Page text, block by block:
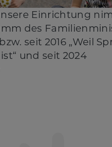
Einrichtung
des
seit 2016 „Weil
und seit 2024